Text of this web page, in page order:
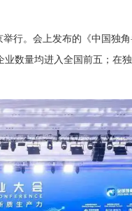
行。会上发布的《中国独
业数量均进入全国前五；在